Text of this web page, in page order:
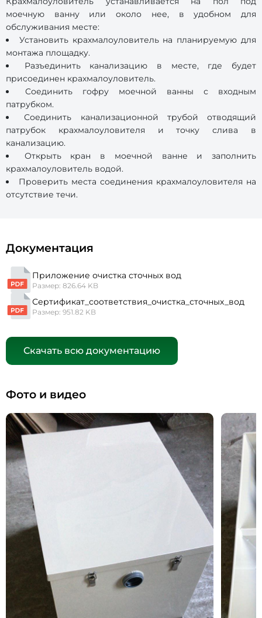
моечную ванну или около нее, в удобном для
обслуживания месте:
Установить крахмалоуловитель на планируемую для
монтажа площадку.
Разъединить канализацию в месте, где будет
присоединен крахмалоуловитель.
Соединить гофру моечной ванны с входным
патрубком.
Соединить канализационной трубой отводящий
патрубок крахмалоуловителя и точку слива в
канализацию.
Открыть кран в моечной ванне и заполнить
крахмалоуловитель водой.
Проверить места соединения крахмалоуловителя на
отсутствие течи.
Документация
Приложение очистка сточных вод
Размер: 826.64 KB
Сертификат_соответствия_очистка_сточных_вод
Размер: 951.82 KB
Скачать всю документацию
Фото и видео